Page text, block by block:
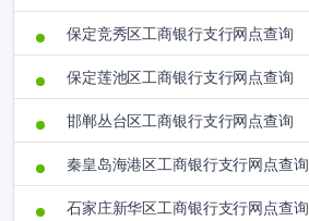
保定竞秀区工商银行支行网点查询
保定莲池区工商银行支行网点查询
邯郸丛台区工商银行支行网点查询
秦皇岛海港区工商银行支行网点查询
石家庄新华区工商银行支行网点查询